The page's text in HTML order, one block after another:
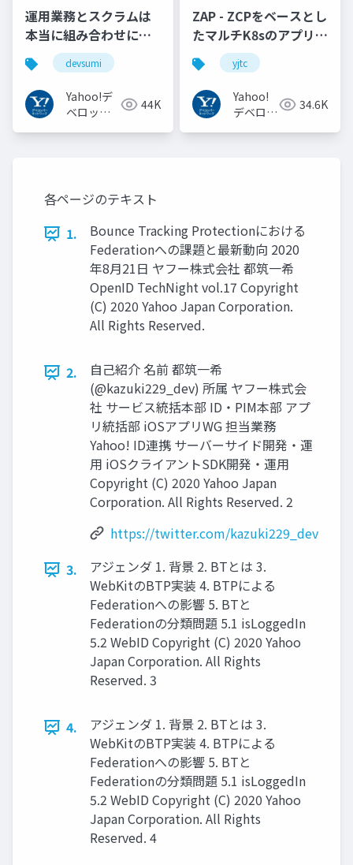
運用業務とスクラムは
本当に組み合わせにく
いのか︖運用業務が大
半を占めるプロダクト
開発での試行錯誤
devsumi
Yahoo!デ
ベロッパ
44K
ZAP - ZCPをベースとし
たマルチK8sのアプリケ
ーション実行基盤
#YJTC / YJTC21 B-3
yjtc
Yahoo!
デベロッ
34.6K
各ページのテキスト
1.
Bounce Tracking Protectionにおける
Federationへの課題と最新動向 2020
年8⽉21⽇ ヤフー株式会社 都筑⼀希
OpenID TechNight vol.17 Copyright
(C) 2020 Yahoo Japan Corporation.
All Rights Reserved.
2.
⾃⼰紹介 名前 都筑⼀希
(@kazuki229_dev) 所属 ヤフー株式会
社 サービス統括本部 ID・PIM本部 アプ
リ統括部 iOSアプリWG 担当業務
Yahoo! ID連携 サーバーサイド開発・運
⽤ iOSクライアントSDK開発・運⽤
Copyright (C) 2020 Yahoo Japan
Corporation. All Rights Reserved. 2
https://twitter.com/kazuki229_dev
3.
アジェンダ 1. 背景 2. BTとは 3.
WebKitのBTP実装 4. BTPによる
Federationへの影響 5. BTと
Federationの分類問題 5.1 isLoggedIn
5.2 WebID Copyright (C) 2020 Yahoo
Japan Corporation. All Rights
Reserved. 3
4.
アジェンダ 1. 背景 2. BTとは 3.
WebKitのBTP実装 4. BTPによる
Federationへの影響 5. BTと
Federationの分類問題 5.1 isLoggedIn
5.2 WebID Copyright (C) 2020 Yahoo
Japan Corporation. All Rights
Reserved. 4